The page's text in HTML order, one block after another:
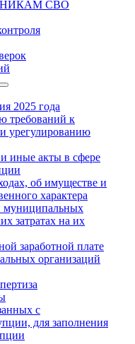
СВО
2025 года
требований к
урегулированию
иные акты в сфере
об имуществе и
характера
муниципальных
затратах на их
заработной плате
организаций
с
для заполнения